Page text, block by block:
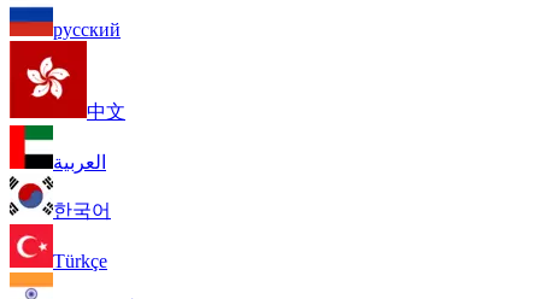
русский
中文
العربية
한국어
Türkçe